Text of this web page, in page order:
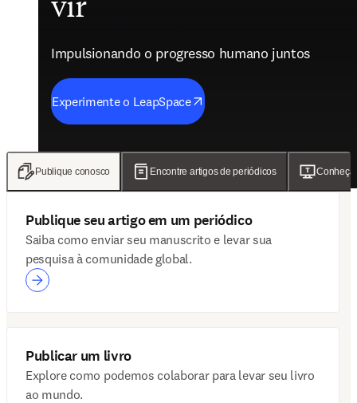
vir
Impulsionando o progresso humano juntos
Experimente o LeapSpace
futuro do cuidado
Impulsionando o progresso humano juntos
Ler os resultados
com recursos de IA
Impulsionando o progresso humano juntos
Conheça o novo ClinicalKey AI
resultados em P&D
Impulsionando o progresso humano juntos
Ler as notícias
Publique conosco Encontre artigos de periódicos Conheça
Publique seu artigo em um periódico
Saiba como enviar seu manuscrito e levar sua
pesquisa à comunidade global.
Publicar um livro
Explore como podemos colaborar para levar seu livro
ao mundo.